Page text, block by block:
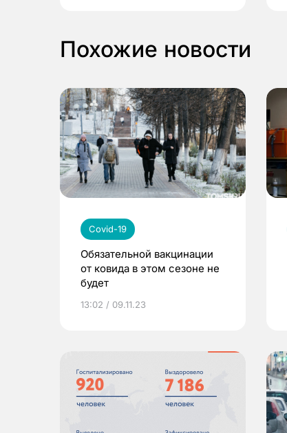
Похожие новости
Covid-19
Обязательной вакцинации
от ковида в этом сезоне не
будет
13:02 / 09.11.23